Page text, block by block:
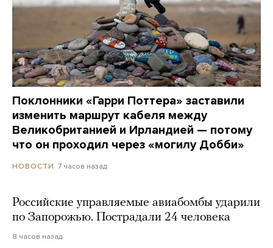
Поклонники «Гарри Поттера» заставили
изменить маршрут кабеля между
Великобританией и Ирландией — потому
что он проходил через «могилу Добби»
НОВОСТИ 7 часов назад
Российские управляемые авиабомбы ударили
по Запорожью. Пострадали 24 человека
8 часов назад